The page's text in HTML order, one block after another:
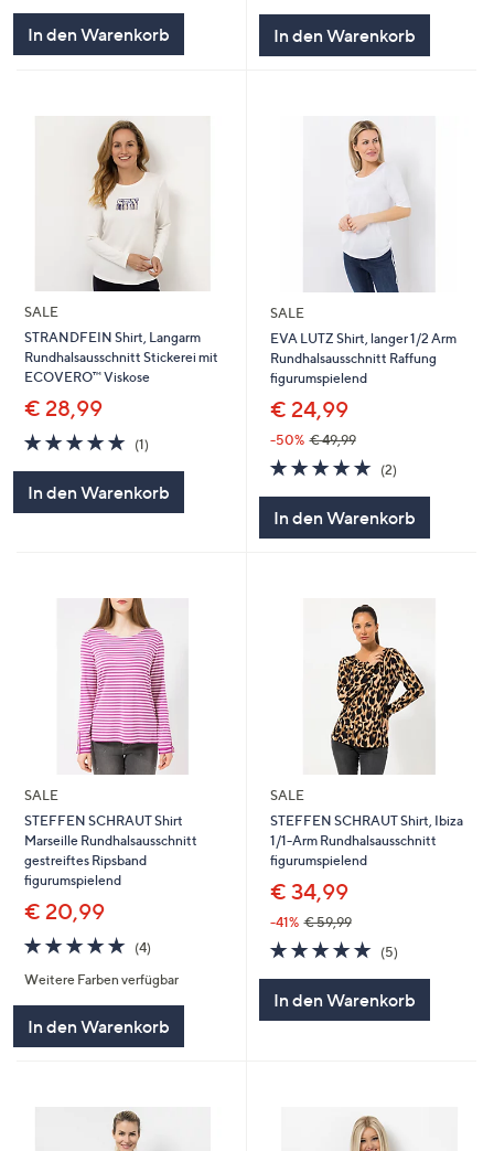
In den Warenkorb In den Warenkorb
SALE
STRANDFEIN Shirt, Langarm
Rundhalsausschnitt Stickerei mit
ECOVERO™ Viskose
€ 28,99
5.0
von
(1)1
In den Warenkorb
SALE
EVA LUTZ Shirt, langer 1/2 Arm
Rundhalsausschnitt Raffung
figurumspielend
€ 24,99
-50% € 49,99
5.0
von
(2)2
In den Warenkorb
SALE
STEFFEN SCHRAUT Shirt
Marseille Rundhalsausschnitt
gestreiftes Ripsband
figurumspielend
€ 20,99
5.0
von
5
(4)
Weitere Farben verfügbar
In den Warenkorb
SALE
STEFFEN SCHRAUT Shirt, Ibiza
1/1-Arm Rundhalsausschnitt
figurumspielend
€ 34,99
-41% € 59,99
5.0
von
(5)5
In den Warenkorb